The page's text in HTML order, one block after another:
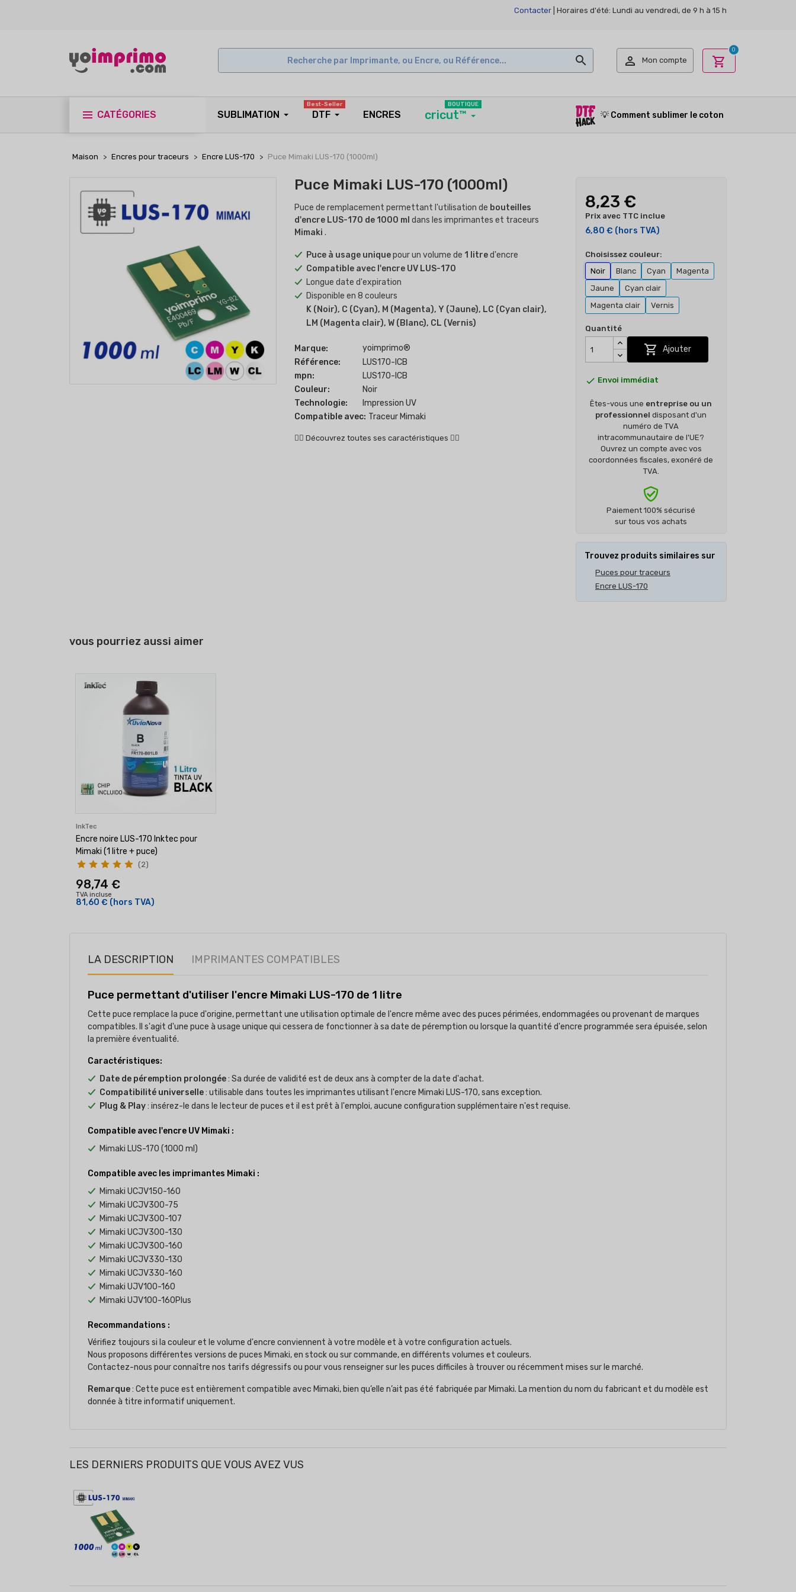
Contacter | Horaires d'été: Lundi au vendredi, de 9 h à 15 h
  Mon compte shopping_cart
0
CATÉGORIES SUBLIMATION DTF
Best-Seller
ENCRES cricut™
BOUTIQUE
💡 Comment sublimer le coton
Maison Encres pour traceurs Encre LUS-170 Puce Mimaki LUS-170 (1000ml)
Puce Mimaki LUS-170 (1000ml)
Puce de remplacement permettant l'utilisation de bouteilles
d'encre LUS-170 de 1000 ml dans les imprimantes et traceurs
Mimaki .
Puce à usage uniquepour un volume de 1 litred'encre
Compatible avec l'encre UV LUS-170
Longue date d'expiration
Disponible en 8 couleurs
K (Noir), C (Cyan), M (Magenta), Y (Jaune), LC (Cyan clair),
LM (Magenta clair), W (Blanc), CL (Vernis)
Marque:
yoimprimo®
Référence:
LUS170-ICB
mpn:
LUS170-ICB
Couleur:
Noir
Technologie:
Impression UV
Compatible avec: Traceur Mimaki
👇🏻 Découvrez toutes ses caractéristiques 👇🏻
8,23 €
Prix avec TTC inclue
6,80 € (hors TVA)
Choisissez couleur:
Noir
Blanc Cyan
Magenta
Jaune
Cyan clair
Magenta clair
Vernis
Quantité
 Ajouter
 Envoi immédiat
Êtes-vous une entreprise ou un
professionnel disposant d'un
numéro de TVA
intracommunautaire de l'UE?
Ouvrez un compte avec vos
coordonnées fiscales, exonéré de
TVA.
Paiement 100% sécurisé
sur tous vos achats
Trouvez produits similaires sur
Puces pour traceurs
Encre LUS-170
vous pourriez aussi aimer
InkTec
Encre noire LUS-170 Inktec pour
Mimaki (1 litre + puce)
98,74 €
TVA incluse
81,60 € (hors TVA)
(2)
LA DESCRIPTION IMPRIMANTES COMPATIBLES
Puce permettant d'utiliser l'encre Mimaki LUS-170 de 1 litre
Cette puce remplace la puce d'origine, permettant une utilisation optimale de l'encre même avec des puces périmées, endommagées ou provenant de marques
compatibles. Il s'agit d'une puce à usage unique qui cessera de fonctionner à sa date de péremption ou lorsque la quantité d'encre programmée sera épuisée, selon
la première éventualité.
Caractéristiques:
Date de péremption prolongée: Sa durée de validité est de deux ans à compter de la date d'achat.
Compatibilité universelle: utilisable dans toutes les imprimantes utilisant l'encre Mimaki LUS-170, sans exception.
Plug & Play: insérez-le dans le lecteur de puces et il est prêt à l'emploi, aucune configuration supplémentaire n'est requise.
Compatible avec l'encre UV Mimaki :
Mimaki LUS-170 (1000 ml)
Compatible avec les imprimantes Mimaki :
Mimaki UCJV150-160
Mimaki UCJV300-75
Mimaki UCJV300-107
Mimaki UCJV300-130
Mimaki UCJV300-160
Mimaki UCJV330-130
Mimaki UCJV330-160
Mimaki UJV100-160
Mimaki UJV100-160Plus
Recommandations :
Vérifiez toujours si la couleur et le volume d'encre conviennent à votre modèle et à votre configuration actuels.
Nous proposons différentes versions de puces Mimaki, en stock ou sur commande, en différents volumes et couleurs.
Contactez-nous pour connaître nos tarifs dégressifs ou pour vous renseigner sur les puces difficiles à trouver ou récemment mises sur le marché.
Remarque: Cette puce est entièrement compatible avec Mimaki, bien qu’elle n’ait pas été fabriquée par Mimaki. La mention du nom du fabricant et du modèle est
donnée à titre informatif uniquement.
LES DERNIERS PRODUITS QUE VOUS AVEZ VUS